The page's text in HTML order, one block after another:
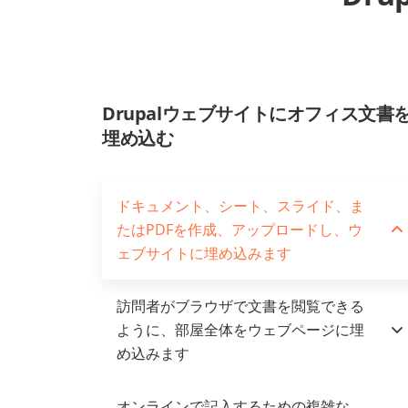
Drupalウェブサイトにオフィス文書
埋め込む
ドキュメント、シート、スライド、ま
たはPDFを作成、アップロードし、ウ
ェブサイトに埋め込みます
訪問者がブラウザで文書を閲覧できる
ように、部屋全体をウェブページに埋
め込みます